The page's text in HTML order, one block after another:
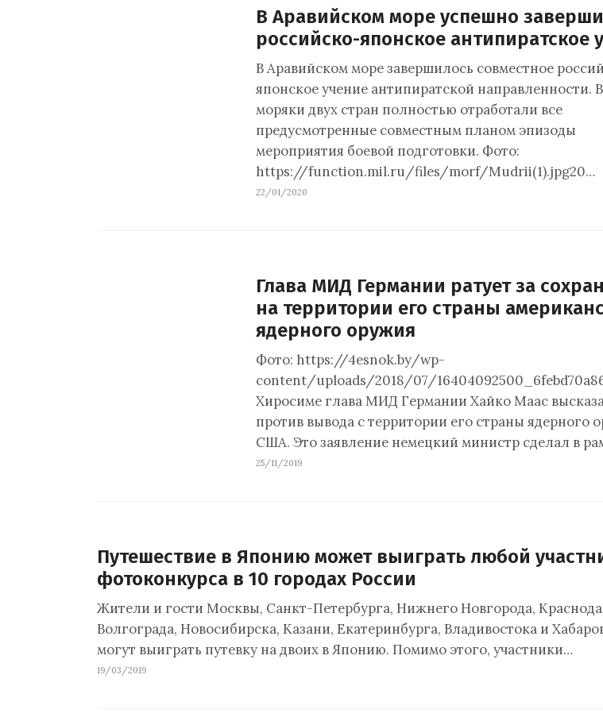
В Аравийском море успешно
российско-японское антипиратское
В Аравийском море завершилось совместное
японское учение антипиратской направленности.
моряки двух стран полностью отработали все
предусмотренные совместным планом эпизоды
мероприятия боевой подготовки. Фото:
https://function.mil.ru/files/morf/Mudrii(1).jpg20…
22/01/2020
Глава МИД Германии ратует за
на территории его страны
ядерного оружия
Фото: https://4esnok.by/wp-
content/uploads/2018/07/
Хиросиме глава МИД Германии Хайко Маас
против вывода с территории его страны ядерного
США. Это заявление немецкий министр сделал в
25/11/2019
Путешествие в Японию может выиграть любой
фотоконкурса в 10 городах России
Жители и гости Москвы, Санкт-Петербурга, Нижнего Новгорода,
Волгограда, Новосибирска, Казани, Екатеринбурга, Владивостока и
могут выиграть путевку на двоих в Японию. Помимо этого, участники…
19/03/2019